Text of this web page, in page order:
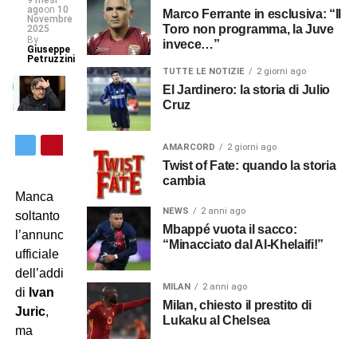
agoon 10
Novembre
2025
By
Giuseppe
Petruzzini
Manca
soltanto
l’annuncio
ufficiale
dell’addio
di Ivan
Juric,
ma
Marco Ferrante in esclusiva: “Il
Toro non programma, la Juve
invece…”
TUTTE LE NOTIZIE 2 giorni ago
El Jardinero: la storia di Julio
Cruz
AMARCORD 2 giorni ago
Twist of Fate: quando la storia
cambia
NEWS 2 anni ago
Mbappé vuota il sacco:
“Minacciato dal Al-Khelaifi!”
MILAN 2 anni ago
Milan, chiesto il prestito di
Lukaku al Chelsea